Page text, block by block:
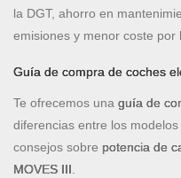
la DGT, ahorro en
emisiones y menor coste por
Guía de compra de coches
Te ofrecemos una guía de
diferencias entre los
consejos sobre potencia de
MOVES III.